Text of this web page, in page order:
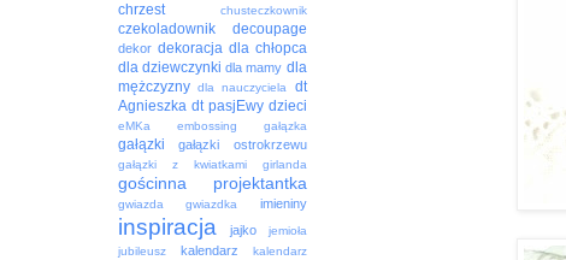
chrzest chusteczkownik
czekoladownik decoupage
dekor dekoracja dla chłopca
dla dziewczynki dla mamy dla
mężczyzny dla nauczyciela
dt
Agnieszka dt pasjEwy dzieci
eMKa embossing gałązka
gałązki gałązki ostrokrzewu
gałązki z kwiatkami girlanda
gościnna projektantka
gwiazda gwiazdka imieniny
inspiracja jajko
jemioła
jubileusz
kalendarz
kalendarz